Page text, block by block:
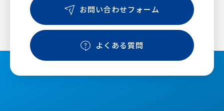
お問い合わせフォーム
よくある質問